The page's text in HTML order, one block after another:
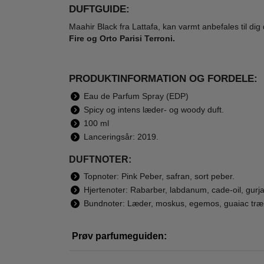
DUFTGUIDE:
Maahir Black fra Lattafa, kan varmt anbefales til dig
Fire og Orto Parisi Terroni.
PRODUKTINFORMATION OG FORDELE:
Eau de Parfum Spray (EDP)
Spicy og intens læder- og woody duft.
100 ml
Lanceringsår: 2019.
DUFTNOTER:
Topnoter: Pink Peber, safran, sort peber.
Hjertenoter: Rabarber, labdanum, cade-oil,
Bundnoter: Læder, moskus, egemos, guaiac
Prøv parfumeguiden:
Mayar Cherry
Intense Eau de
Parfum - 100 ml
500,00
189,00
LÆG I KURV
Yara Eau de
Parfum - 50 ml -
300,00
79,00
-70% -65% -